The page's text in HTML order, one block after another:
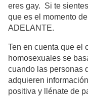
eres gay. Si te
que es el momento
ADELANTE.
Ten en cuenta que el
homosexuales se
cuando las personas
adquieren
positiva y llénate de